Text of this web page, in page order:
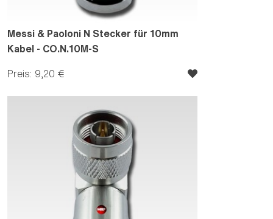
Messi & Paoloni N Stecker für 10mm
Kabel - CO.N.10M-S
Preis: 9,20 €